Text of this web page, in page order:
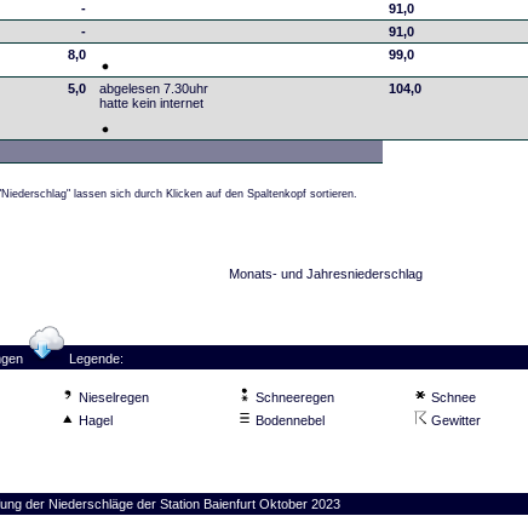
-
91,0
-
91,0
8,0 99,0
5,0
abgelesen 7.30uhr
hatte kein internet
104,0
lassen sich durch Klicken auf den Spaltenkopf sortieren.
Monats- und Jahresniederschlag
Legende:
Nieselregen Schneeregen Schnee
Hagel Bodennebel Gewitter
der Niederschläge der Station Baienfurt Oktober 2023